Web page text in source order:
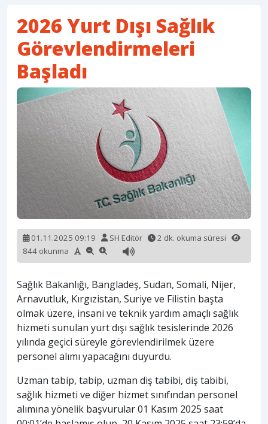
2026 Yurt Dışı Sağlık
Görevlendirmeleri
Başladı
01.11.2025 09:19 SH Editör
2 dk. okuma süresi
844 okunma
Sağlık Bakanlığı, Bangladeş, Sudan, Somali, Nijer,
Arnavutluk, Kırgızistan, Suriye ve Filistin başta
olmak üzere, insani ve teknik yardım amaçlı sağlık
hizmeti sunulan yurt dışı sağlık tesislerinde 2026
yılında geçici süreyle görevlendirilmek üzere
personel alımı yapacağını duyurdu.
Uzman tabip, tabip, uzman diş tabibi, diş tabibi,
sağlık hizmeti ve diğer hizmet sınıfından personel
alımına yönelik başvurular 01 Kasım 2025 saat